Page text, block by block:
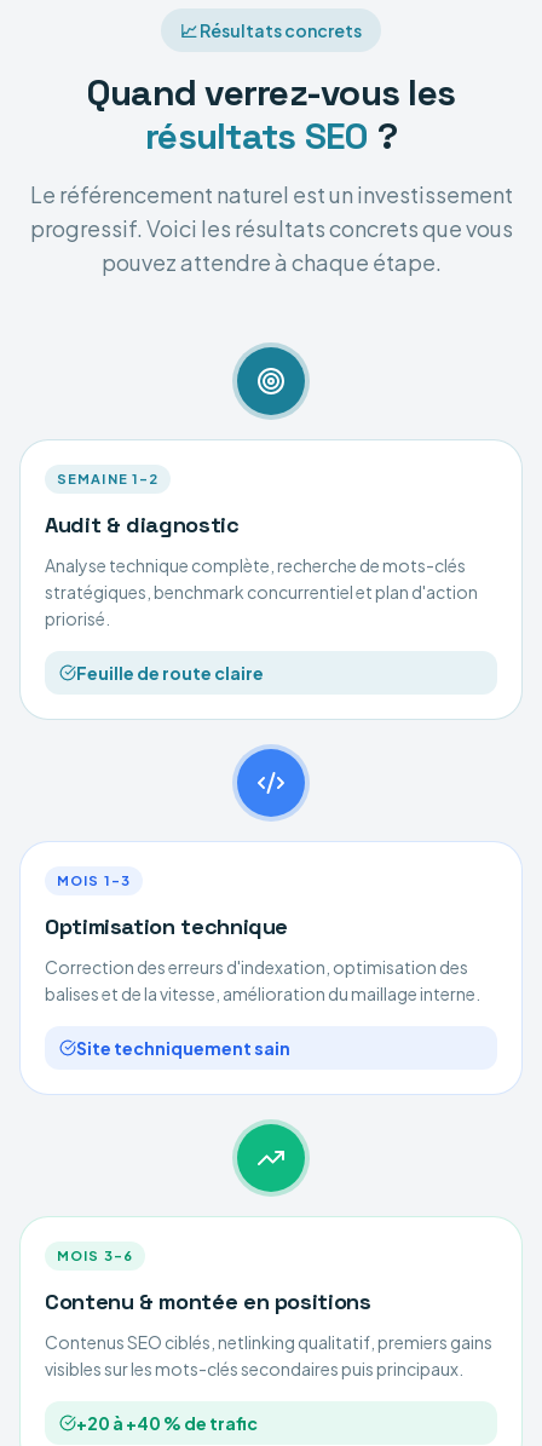
📈 Résultats concrets
Quand verrez-vous les
résultats SEO ?
Le référencement naturel est un investissement
progressif. Voici les résultats concrets que vous
pouvez attendre à chaque étape.
SEMAINE 1–2
Audit & diagnostic
Analyse technique complète, recherche de mots-clés
stratégiques, benchmark concurrentiel et plan d'action
priorisé.
Feuille de route claire
MOIS 1–3
Optimisation technique
Correction des erreurs d'indexation, optimisation des
balises et de la vitesse, amélioration du maillage interne.
Site techniquement sain
MOIS 3–6
Contenu & montée en positions
Contenus SEO ciblés, netlinking qualitatif, premiers gains
visibles sur les mots-clés secondaires puis principaux.
+20 à +40 % de trafic